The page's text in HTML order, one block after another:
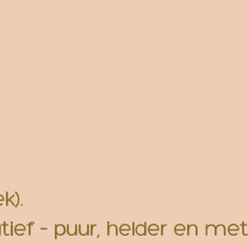
– puur, helder en